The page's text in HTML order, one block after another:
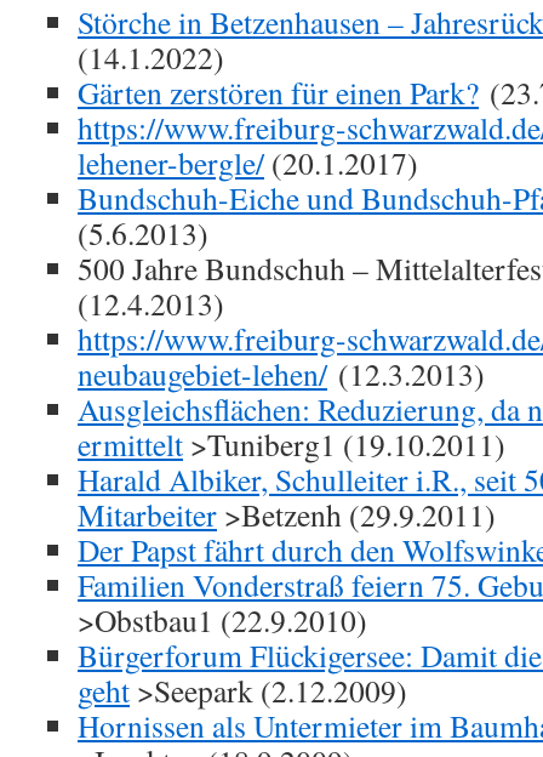
Störche in Betzenhausen –
(14.1.2022)
Gärten zerstören für einen Park?
https://www.freiburg-
lehener-bergle/(20.1.2017)
Bundschuh-Eiche und Bundschuh-
(5.6.2013)
500 Jahre Bundschuh –
(12.4.2013)
https://www.freiburg-
neubaugebiet-lehen/(12.3.2013)
Ausgleichsflächen: Reduzierung, da
ermittelt >Tuniberg1 (19.10.2011)
Harald Albiker, Schulleiter i.R., seit
Mitarbeiter >Betzenh (29.9.2011)
Der Papst fährt durch den
Familien Vonderstraß feiern 75.
>Obstbau1 (22.9.2010)
Bürgerforum Flückigersee: Damit
geht >Seepark (2.12.2009)
Hornissen als Untermieter im